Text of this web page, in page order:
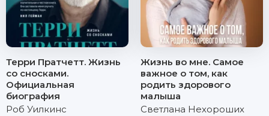
Терри Пратчетт. Жизнь
со сносками.
Официальная
биография
Роб Уилкинс
Жизнь во мне. Самое
важное о том, как
родить здорового
малыша
Светлана Нехороших